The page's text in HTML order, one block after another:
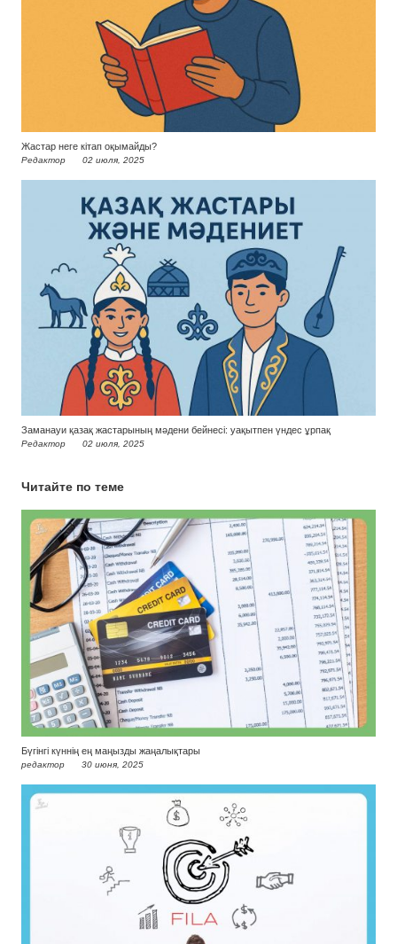
Жастар неге кітап оқымайды?
Редактор 02 июля, 2025
Заманауи қазақ жастарының мәдени бейнесі: уақытпен үндес ұрпақ
Редактор 02 июля, 2025
Читайте по теме
Бүгінгі күннің ең маңызды жаңалықтары
редактор 30 июня, 2025